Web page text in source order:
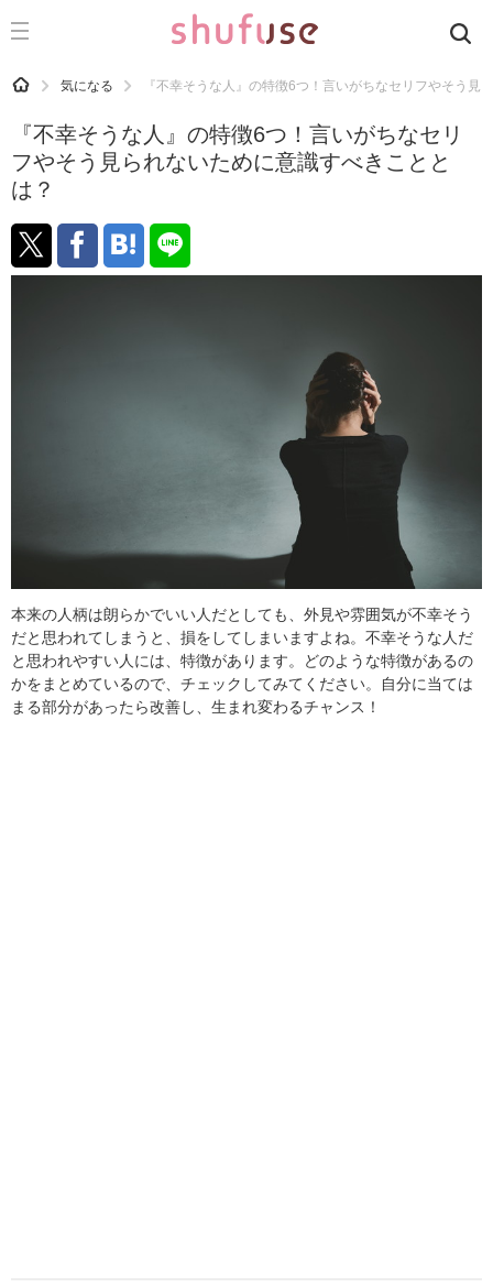
CATEGORY 記事カテゴリ
運気
洗濯
生活の知恵
お金
HOME 気になる 『不幸そうな人』の特徴6つ！言いがちなセリフやそう見
『不幸そうな人』の特徴6つ！言いがちなセリ
フやそう見られないために意識すべきことと
は？
本来の人柄は朗らかでいい人だとしても、外見や雰囲気が不幸そう
だと思われてしまうと、損をしてしまいますよね。不幸そうな人だ
と思われやすい人には、特徴があります。どのような特徴があるの
かをまとめているので、チェックしてみてください。自分に当ては
まる部分があったら改善し、生まれ変わるチャンス！